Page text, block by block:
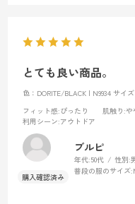
とても良い商品。
色：DORITE/BLACK | N9934 サイ
フィット感:ぴったり 肌触り :や
利用シーン:アウトドア
ブルピ
年代:50代 性別:
普段の服のサイズ: